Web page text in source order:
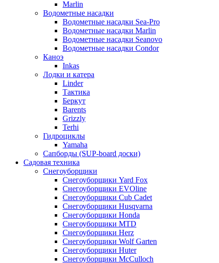
Marlin
Водометные насадки
Водометные насадки Sea-Pro
Водометные насадки Marlin
Водометные насадки Seanovo
Водометные насадки Condor
Каноэ
Inkas
Лодки и катера
Linder
Тактика
Беркут
Barents
Grizzly
Terhi
Гидроциклы
Yamaha
Сапборды (SUP-board доски)
Садовая техника
Снегоуборщики
Снегоуборщики Yard Fox
Снегоуборщики EVOline
Снегоуборщики Cub Cadet
Снегоуборщики Husqvarna
Снегоуборщики Honda
Снегоуборщики MTD
Снегоуборщики Herz
Снегоуборщики Wolf Garten
Снегоуборщики Huter
Снегоуборщики McCulloch